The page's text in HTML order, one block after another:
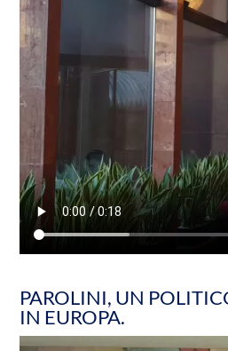
PAROLINI, UN
IN EUROPA.